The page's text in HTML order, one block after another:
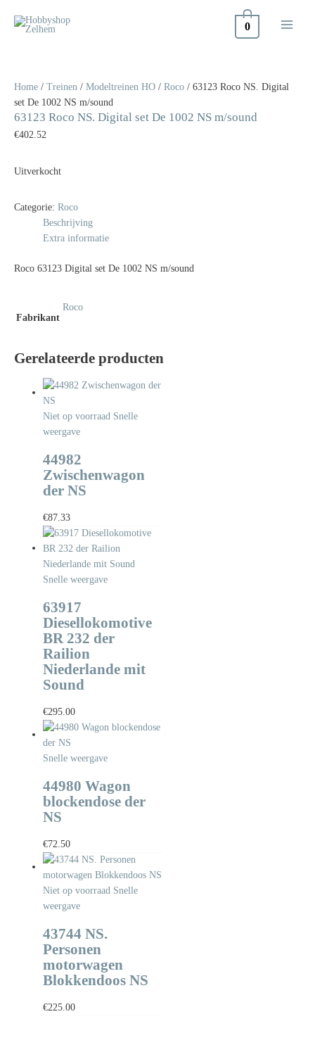
naar
0
Home / Treinen / Modeltreinen HO / Roco / 63123 Roco NS. Digital
set De 1002 NS m/sound
63123 Roco NS. Digital set De 1002 NS m/sound
€402.52
Uitverkocht
Categorie: Roco
Beschrijving
Extra informatie
Roco 63123 Digital set De 1002 NS m/sound
Fabrikant
Roco
Gerelateerde producten
Niet op voorraad Snelle
weergave
44982
Zwischenwagon
der NS
€87.33
Snelle weergave
63917
Diesellokomotive
BR 232 der
Railion
Niederlande mit
Sound
€295.00
Snelle weergave
44980 Wagon
blockendose der
NS
€72.50
Niet op voorraad Snelle
weergave
43744 NS.
Personen
motorwagen
Blokkendoos NS
€225.00